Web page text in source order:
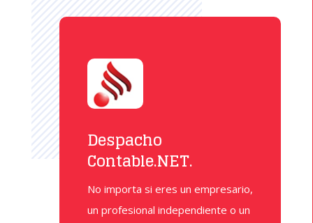
Despacho
Contable.NET.
No importa si eres un empresario,
un profesional independiente o un